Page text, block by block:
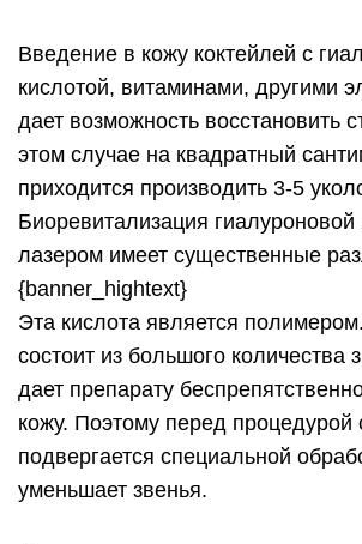
Введение в кожу коктейлей с
кислотой, витаминами, другими
дает возможность восстановить
этом случае на квадратный
приходится производить 3-5
Биоревитализация гиалуроновой
лазером имеет существенные
{banner_hightext}
Эта кислота является
состоит из большого количества
дает препарату
кожу. Поэтому перед процедурой
подвергается специальной
уменьшает звенья.